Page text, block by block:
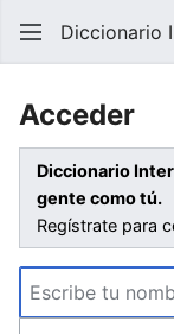
Diccionario
Acceder
Diccionario
gente como tú.
Regístrate para